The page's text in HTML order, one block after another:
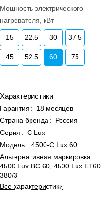
Мощность электрического
нагревателя, кВт
15 22.5 30 37.5
45 52.5 60 75
Характеристики
Гарантия :
18 месяцев
Страна бренда :
Россия
Серия : С Lux
Модель: 4500-C Lux 60
Альтернативная маркировка :
4500 Lux-BC 60, 4500 Lux ET60-
380/3
Все характеристики